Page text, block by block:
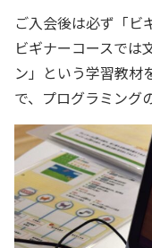
ご入会後は必ず「ビ
ビギナーコースでは
ン」という学習教材
で、プログラミング